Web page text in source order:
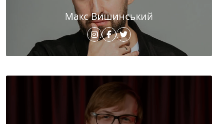
Макс Вишинський